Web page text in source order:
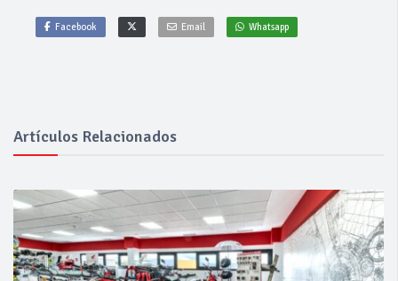
Facebook Email Whatsapp
Artículos Relacionados